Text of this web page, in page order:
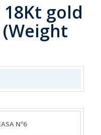
18Kt gold
WIDTH
Nº6